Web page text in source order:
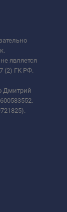
является
(2) ГК РФ.
Дмитрий